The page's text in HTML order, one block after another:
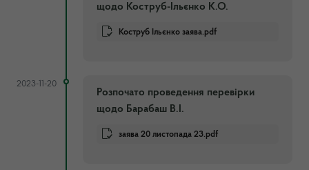
щодо Коструб-Ільєнко К.О.
Коструб Ільєнко заява.pdf
2023-11-20
Розпочато проведення перевірки
щодо Барабаш В.І.
заява 20 листопада 23.pdf